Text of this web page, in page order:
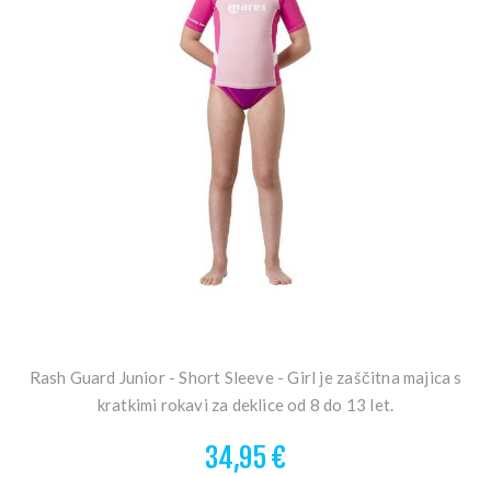
Rash Guard Junior - Short Sleeve - Girl je zaščitna majica s
kratkimi rokavi za deklice od 8 do 13 let.
34,95 €